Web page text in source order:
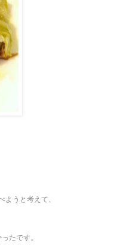
うと考えて、
たです。